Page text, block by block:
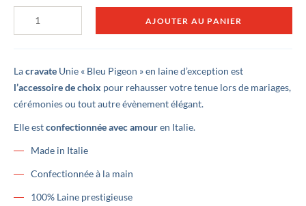
Cravate
AJOUTER AU PANIER
Lacravate Unie « Bleu Pigeon » en laine d’exception est
l’accessoire de choix pour rehausser votre tenue lors de mariages,
cérémonies ou tout autre évènement élégant.
Elle estconfectionnée avec amouren Italie.
Made in Italie
Confectionnée à la main
100% Laine prestigieuse